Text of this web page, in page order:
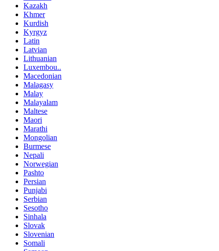
Kazakh
Khmer
Kurdish
Kyrgyz
Latin
Latvian
Lithuanian
Luxembou..
Macedonian
Malagasy
Malay
Malayalam
Maltese
Maori
Marathi
Mongolian
Burmese
Nepali
Norwegian
Pashto
Persian
Punjabi
Serbian
Sesotho
Sinhala
Slovak
Slovenian
Somali